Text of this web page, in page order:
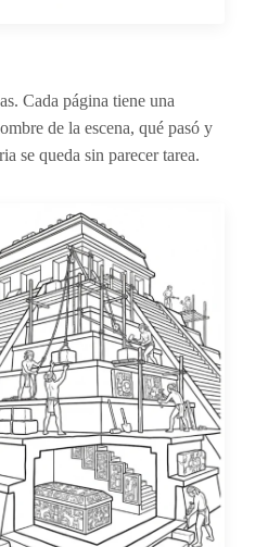
Cada página tiene una
de la escena, qué pasó y
se queda sin parecer tarea.